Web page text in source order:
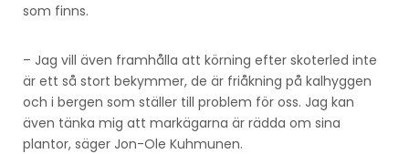
som finns.
– Jag vill även framhålla att körning efter skoterled inte
är ett så stort bekymmer, de är friåkning på kalhyggen
och i bergen som ställer till problem för oss. Jag kan
även tänka mig att markägarna är rädda om sina
plantor, säger Jon-Ole Kuhmunen.